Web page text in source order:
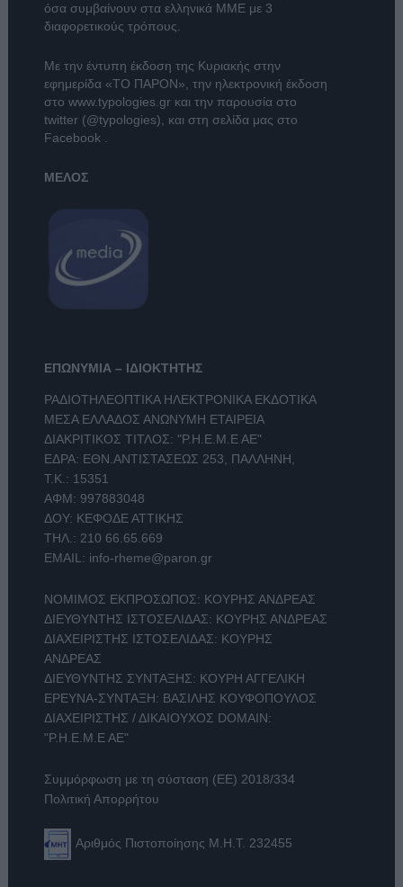
όσα συμβαίνουν στα ελληνικά ΜΜΕ με 3
διαφορετικούς τρόπους.
Με την έντυπη έκδοση της Κυριακής στην
εφημερίδα «ΤΟ ΠΑΡΟΝ» , την ηλεκτρονική έκδοση
στο www.typologies.grκαι την παρουσία στο
twitter (@typologies) , και στη σελίδα μας στο
Facebook
ΜΕΛΟΣ
ΕΠΩΝΥΜΙΑ – ΙΔΙΟΚΤΗΤΗΣ
ΡΑΔΙΟΤΗΛΕΟΠΤΙΚΑ ΗΛΕΚΤΡΟΝΙΚΑ ΕΚΔΟΤΙΚΑ
ΜΕΣΑ ΕΛΛΑΔΟΣ ΑΝΩΝΥΜΗ ΕΤΑΙΡΕΙΑ
ΔΙΑΚΡΙΤΙΚΟΣ ΤΙΤΛΟΣ: "Ρ.Η.Ε.Μ.Ε ΑΕ"
ΕΔΡΑ: ΕΘΝ.ΑΝΤΙΣΤΑΣΕΩΣ 253, ΠΑΛΛΗΝΗ,
Τ.Κ.: 15351
ΑΦΜ: 997883048
ΔΟΥ: ΚΕΦΟΔΕ ΑΤΤΙΚΗΣ
ΤΗΛ.: 210 66.65.669
EMAIL: info-rheme@paron.gr
ΝΟΜΙΜΟΣ ΕΚΠΡΟΣΩΠΟΣ: ΚΟΥΡΗΣ ΑΝΔΡΕΑΣ
ΔΙΕΥΘΥΝΤΗΣ ΙΣΤΟΣΕΛΙΔΑΣ: ΚΟΥΡΗΣ ΑΝΔΡΕΑΣ
ΔΙΑΧΕΙΡΙΣΤΗΣ ΙΣΤΟΣΕΛΙΔΑΣ: ΚΟΥΡΗΣ
ΑΝΔΡΕΑΣ
ΔΙΕΥΘΥΝΤΗΣ ΣΥΝΤΑΞΗΣ: ΚΟΥΡΗ ΑΓΓΕΛΙΚΗ
ΕΡΕΥΝΑ-ΣΥΝΤΑΞΗ: ΒΑΣΙΛΗΣ ΚΟΥΦΟΠΟΥΛΟΣ
ΔΙΑΧΕΙΡΙΣΤΗΣ / ΔΙΚΑΙΟΥΧΟΣ DOMAIN:
"Ρ.Η.Ε.Μ.Ε ΑΕ"
Συμμόρφωση με τη σύσταση (ΕΕ) 2018/334
Πολιτική Απορρήτου
Αριθμός Πιστοποίησης Μ.Η.Τ. 232455